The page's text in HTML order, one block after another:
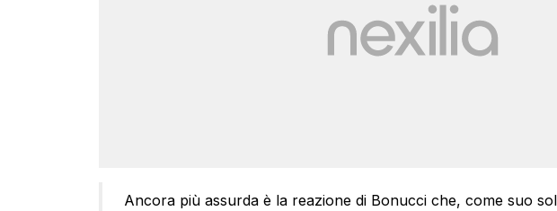
Ancora più assurda è la reazione di Bonucci che, come suo